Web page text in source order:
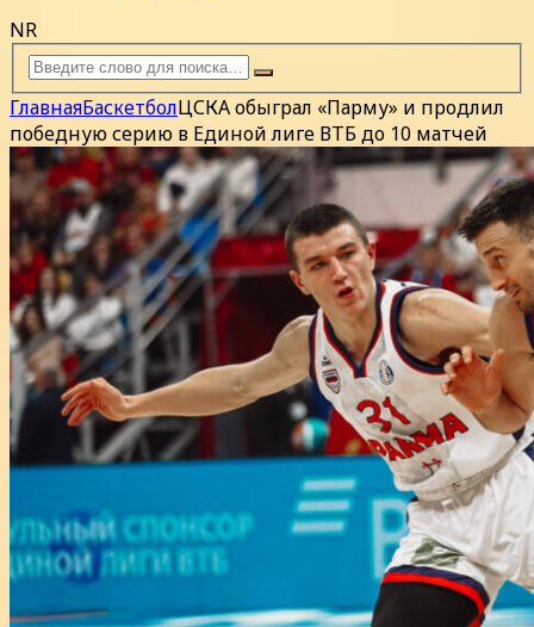
NR
ГлавнаяБаскетболЦСКА обыграл «Парму» и продлил
победную серию в Единой лиге ВТБ до 10 матчей